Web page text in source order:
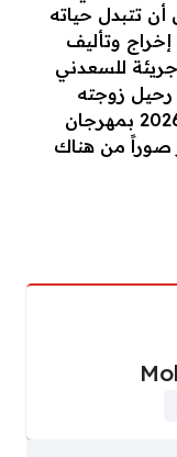
تتبدل حياته
وتأليف
جريئة للسعدني
رحيل زوجته
ووالده. كما ظهر السعدني في أبريل 2026 بمهرجان
صوراً من هناك